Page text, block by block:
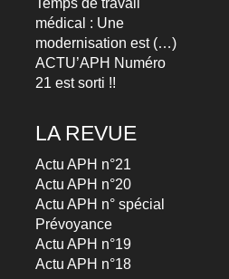
Temps de travail
médical : Une
modernisation est (…)
ACTU’APH Numéro
21 est sorti !!
LA REVUE
Actu APH n°21
Actu APH n°20
Actu APH n° spécial
Prévoyance
Actu APH n°19
Actu APH n°18